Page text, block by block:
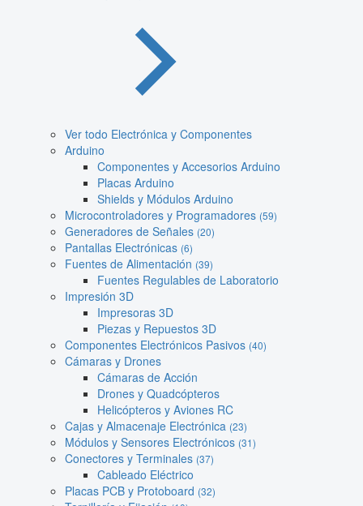
Ver todo Electrónica y Componentes
Arduino
Componentes y Accesorios Arduino
Placas Arduino
Shields y Módulos Arduino
Microcontroladores y Programadores (59)
Generadores de Señales (20)
Pantallas Electrónicas (6)
Fuentes de Alimentación (39)
Fuentes Regulables de Laboratorio
Impresión 3D
Impresoras 3D
Piezas y Repuestos 3D
Componentes Electrónicos Pasivos (40)
Cámaras y Drones
Cámaras de Acción
Drones y Quadcópteros
Helicópteros y Aviones RC
Cajas y Almacenaje Electrónica (23)
Módulos y Sensores Electrónicos (31)
Conectores y Terminales (37)
Cableado Eléctrico
Placas PCB y Protoboard (32)